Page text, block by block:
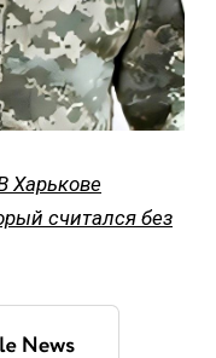
Харькове
считался без